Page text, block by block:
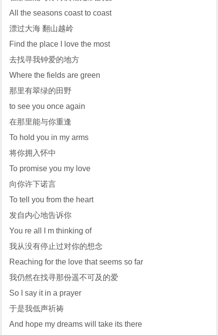
All the seasons coast to coast
漂过大海 翻山越岭
Find the place I love the most
去找寻我钟爱的地方
Where the fields are green
那里有翠绿的田野
to see you once again
在那里能与你重逢
To hold you in my arms
将你拥入怀中
To promise you my love
向你许下诺言
To tell you from the heart
发自内心地告诉你
You re all I m thinking of
我从没有停止过对你的想念
Reaching for the love that seems so far
我仍然在找寻那份遥不可及的爱
So I say it in a prayer
于是我低声祈祷
And hope my dreams will take its there